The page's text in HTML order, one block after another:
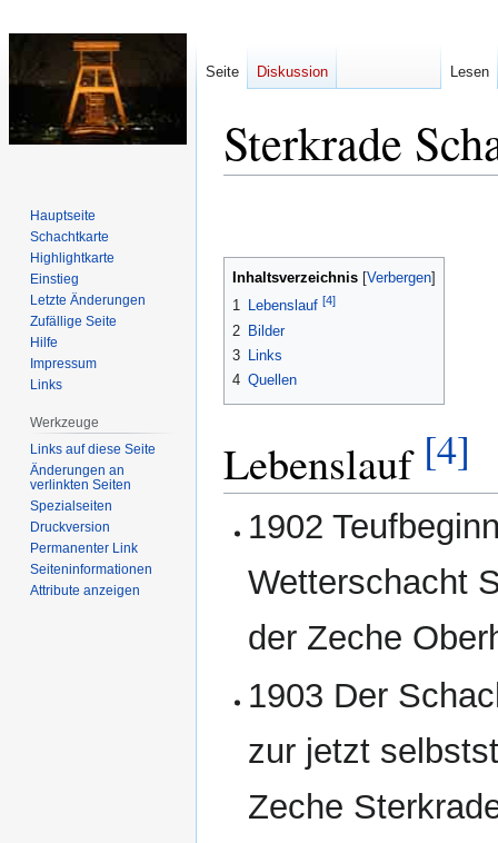
Sterkrade
springen
springen
Inhaltsverzeichnis
1 Lebenslauf [4]
2 Bilder
3 Links
4 Quellen
Lebenslauf [4]
1902
Wetterschacht
der Zeche
1903 Der
zur jetzt
Zeche
Seite Diskussion Lesen
Hauptseite
Schachtkarte
Highlightkarte
Einstieg
Letzte Änderungen
Zufällige Seite
Hilfe
Impressum
Links
Werkzeuge
Links auf diese Seite
Änderungen an
verlinkten Seiten
Spezialseiten
Druckversion
Permanenter Link
Seiten­­informationen
Attribute anzeigen